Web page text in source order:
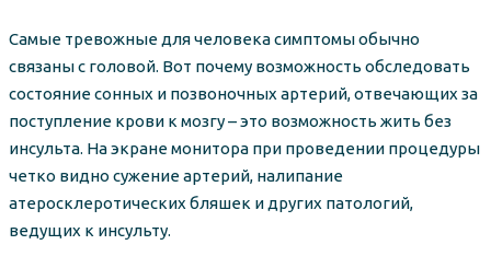
Самые тревожные для человека симптомы обычно
связаны с головой. Вот почему возможность обследовать
состояние сонных и позвоночных артерий, отвечающих за
поступление крови к мозгу – это возможность жить без
инсульта. На экране монитора при проведении процедуры
четко видно сужение артерий, налипание
атеросклеротических бляшек и других патологий,
ведущих к инсульту.